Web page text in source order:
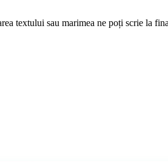
textului sau marimea ne poți scrie la